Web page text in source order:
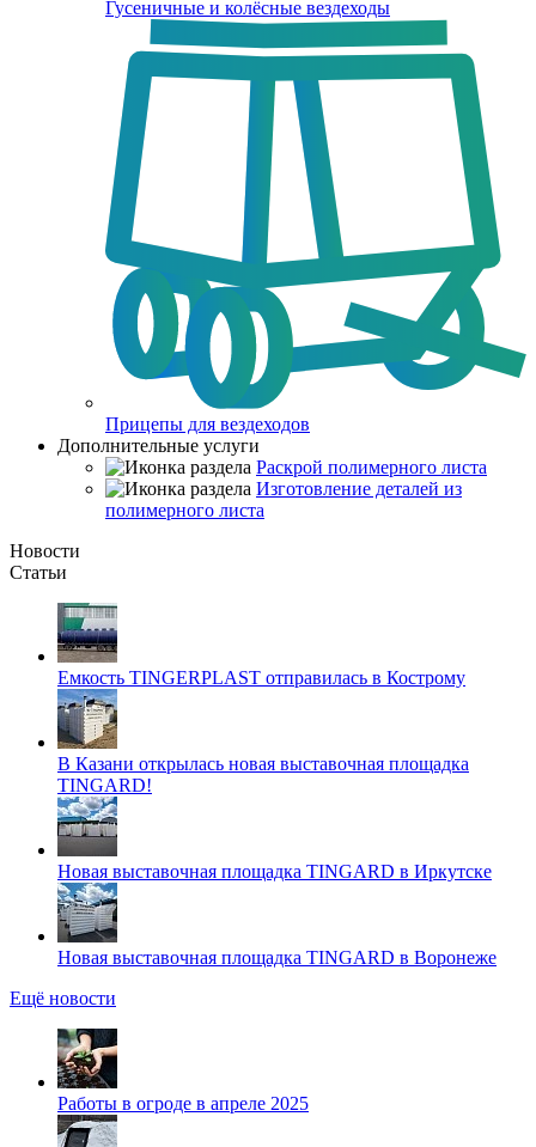
Гусеничные и колёсные вездеходы
Прицепы для вездеходов
Дополнительные услуги
Раскрой полимерного листа
Изготовление деталей из
полимерного листа
Новости
Статьи
Емкость TINGERPLAST отправилась в Кострому
В Казани открылась новая выставочная площадка
TINGARD!
Новая выставочная площадка TINGARD в Иркутске
Новая выставочная площадка TINGARD в Воронеже
Ещё новости
Работы в огроде в апреле 2025